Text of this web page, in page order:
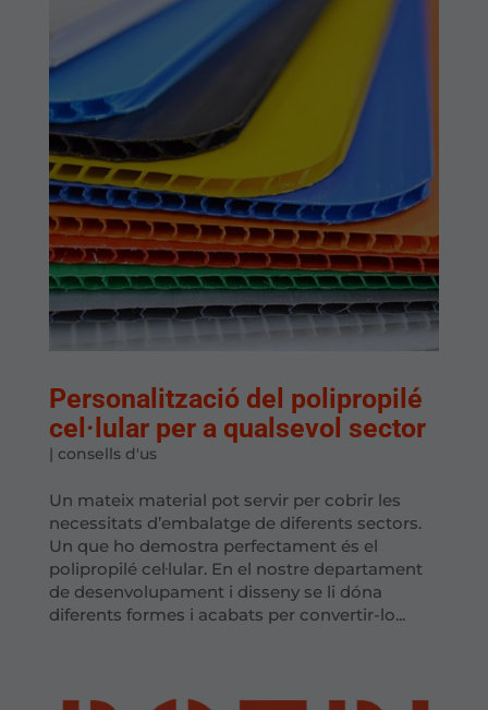
Personalització del polipropilé
cel·lular per a qualsevol sector
| consells d'us
Un mateix material pot servir per cobrir les
necessitats d’embalatge de diferents sectors.
Un que ho demostra perfectament és el
polipropilé cel·lular. En el nostre departament
de desenvolupament i disseny se li dóna
diferents formes i acabats per convertir-lo...